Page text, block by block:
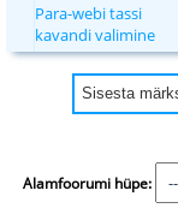
Para-webi tassi
kavandi valimine
Alamfoorumi hüpe: